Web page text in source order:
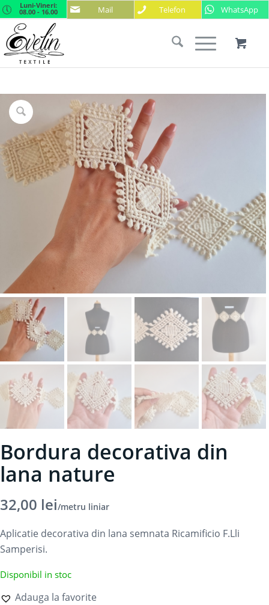
Mail Telefon WhatsApp
Luni-Vineri:
08.00 - 16.00
Bordura decorativa din
lana nature
32,00 lei/metru liniar
Aplicatie decorativa din lana semnata Ricamificio F.Lli
Samperisi.
Disponibil in stoc
Adauga la favorite